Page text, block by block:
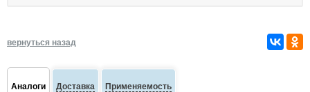
вернуться назад
Аналоги Доставка Применяемость